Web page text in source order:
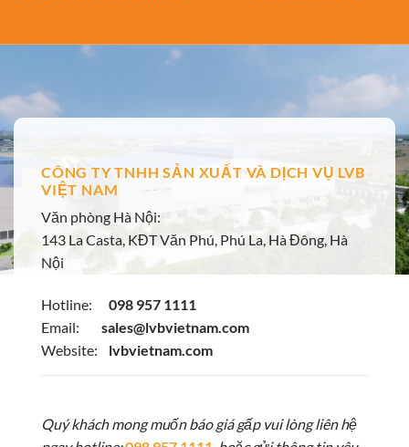
CÔNG TY TNHH SẢN XUẤT VÀ DỊCH VỤ LVB
VIỆT NAM
Văn phòng Hà Nội:
143 La Casta, KĐT Văn Phú, Phú La, Hà Đông, Hà
Nội
Hotline:
098 957 1111
Email:
sales@lvbvietnam.com
Website:
lvbvietnam.com
Quý khách mong muốn báo giá gấp vui lòng liên hệ